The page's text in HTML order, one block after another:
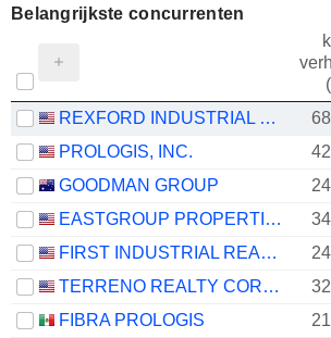
Belangrijkste concurrenten
REXFORD INDUSTRIAL REALTY, INC.
PROLOGIS, INC.
GOODMAN GROUP
EASTGROUP PROPERTIES, INC.
FIRST INDUSTRIAL REALTY TRUST, INC.
TERRENO REALTY CORPORATION
FIBRA PROLOGIS